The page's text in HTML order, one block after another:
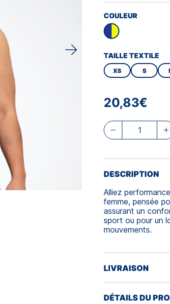
COULEUR
TAILLE TEXTILE
XS S
20,83€
DESCRIPTION
Alliez
femme, pensée
assurant un
sport ou pour un
mouvements.
LIVRAISON
DÉTAILS DU